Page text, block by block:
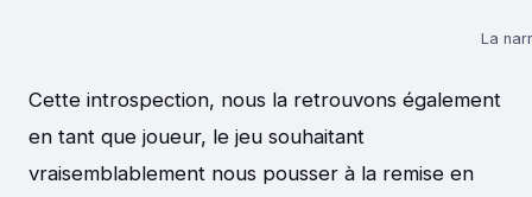
La
Cette introspection, nous la retrouvons également
en tant que joueur, le jeu souhaitant
vraisemblablement nous pousser à la remise en